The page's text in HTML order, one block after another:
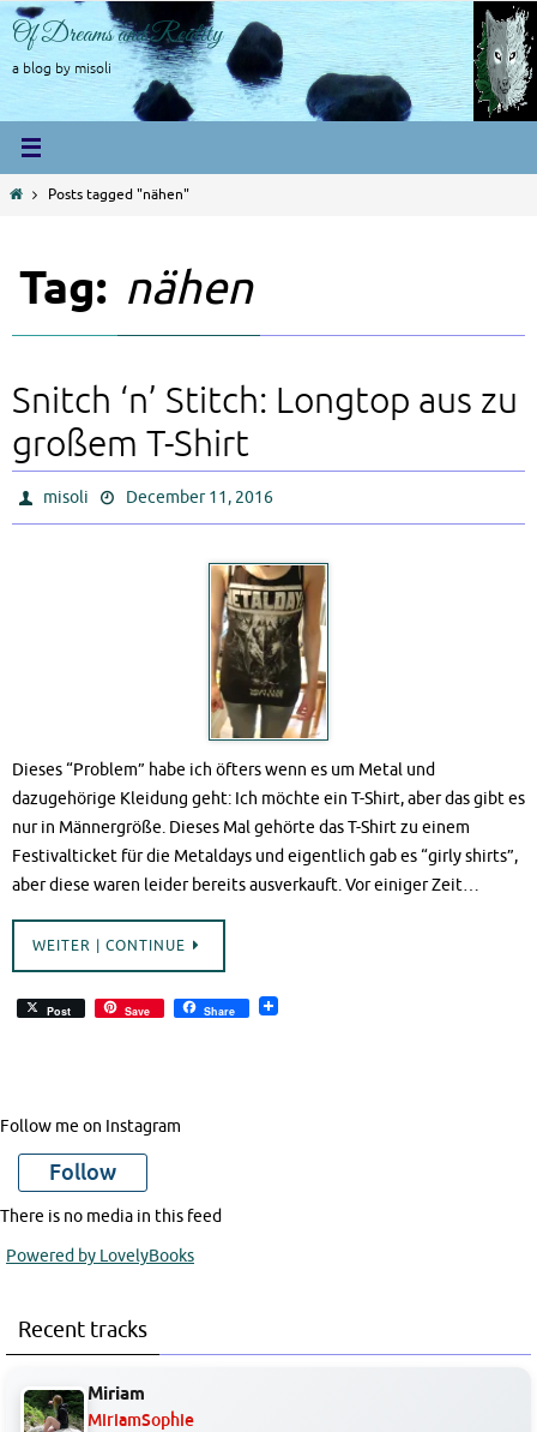
Skip
to
content
Of Dreams and Reality
a blog by misoli
HomePosts tagged "nähen"
Tag: nähen
Snitch ‘n’ Stitch: Longtop aus zu
großem T-Shirt
misoli December 11, 2016
Dieses “Problem” habe ich öfters wenn es um Metal und
dazugehörige Kleidung geht: Ich möchte ein T-Shirt, aber das gibt es
nur in Männergröße. Dieses Mal gehörte das T-Shirt zu einem
Festivalticket für die Metaldays und eigentlich gab es “girly shirts”,
aber diese waren leider bereits ausverkauft. Vor einiger Zeit…
WEITER | CONTINUE
Post Save Share
Follow me on Instagram
Follow
There is no media in this feed
Powered by LovelyBooks
Recent tracks
Miriam
MiriamSophie